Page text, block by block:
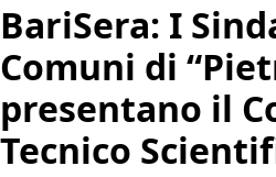
BariSera: I
Comuni di
presentano il
Tecnico